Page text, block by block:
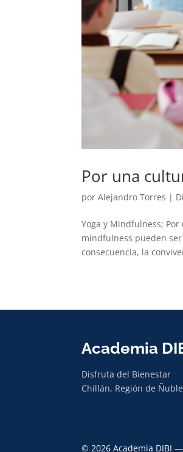
Por una
porAlejandro Torres |
Yoga y Mindfulness;
mindfulness pueden
consecuencia, la
Academia
Disfruta del Bienestar
Chillán, Región de
© 2026 Academia DIBI